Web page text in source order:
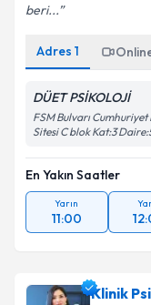
beri...
Adres 1
DÜET PSİKOLOJİ
FSM Bulvarı
Sitesi C blok Kat:3
En Yakın Saatler
Yarın
11:00
Klinik